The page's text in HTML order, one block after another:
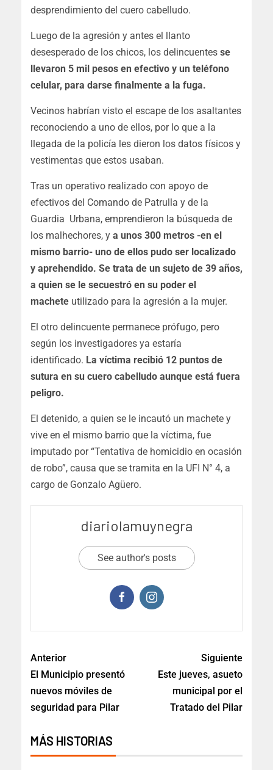
desprendimiento del cuero cabelludo.
Luego de la agresión y antes el llanto
desesperado de los chicos, los delincuentes se
llevaron 5 mil pesos en efectivo y un teléfono
celular, para darse finalmente a la fuga.
Vecinos habrían visto el escape de los asaltantes
reconociendo a uno de ellos, por lo que a la
llegada de la policía les dieron los datos físicos y
vestimentas que estos usaban.
Tras un operativo realizado con apoyo de
efectivos del Comando de Patrulla y de la
Guardia Urbana, emprendieron la búsqueda de
los malhechores, y a unos 300 metros -en el
mismo barrio- uno de ellos pudo ser localizado
y aprehendido. Se trata de un sujeto de 39 años,
a quien se le secuestró en su poder el
machete utilizado para la agresión a la mujer.
El otro delincuente permanece prófugo, pero
según los investigadores ya estaría
identificado. La víctima recibió 12 puntos de
sutura en su cuero cabelludo aunque está fuera
peligro.
El detenido, a quien se le incautó un machete y
vive en el mismo barrio que la víctima, fue
imputado por “Tentativa de homicidio en ocasión
de robo”, causa que se tramita en la UFI N° 4, a
cargo de Gonzalo Agüero.
diariolamuynegra
See author's posts
Anterior
El Municipio presentó
nuevos móviles de
seguridad para Pilar
Siguiente
Este jueves, asueto
municipal por el
Tratado del Pilar
MÁS HISTORIAS